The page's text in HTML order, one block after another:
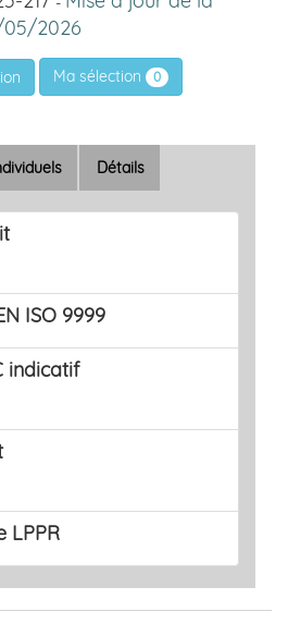
05/2026
Ma sélection 0
Détails
ISO 9999
indicatif
LPPR